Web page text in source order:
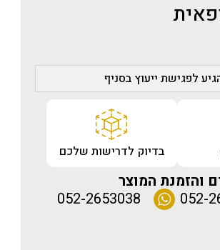
לפגישת ייעוץ בסניף
בדיוק לדרישות שלכם
והזמנת המוצר
052-
052-2653038